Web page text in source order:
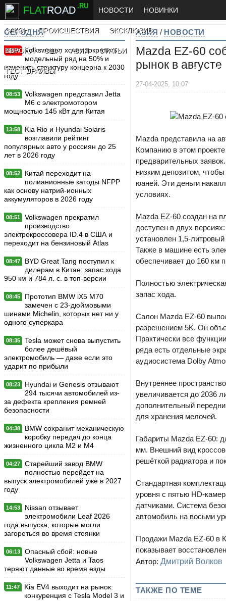
FLATROAD .RU
НОВОСТИ НОВИНКИ
ЗАКОН ПРОИСШЕСТВИЯ ЭКСКЛЮЗИВ
ЕВРОПА США АЗИЯ СТАТЬИ
ТЕСТ-ДРАЙВЫ
СЕГОДНЯ
New
Volkswagen хочет сократить
модельный ряд на 50% и
изменить структуру концерна к 2030
году
08:53
Volkswagen представил Jetta
M6 с электромотором
мощностью 145 кВт для Китая
13:58
Kia Rio и Hyundai Solaris
возглавили рейтинг
популярных авто у россиян до 25
лет в 2026 году
08:52
Китай переходит на
полианионные катоды NFPP
как основу натрий-ионных
аккумуляторов в 2026 году
08:51
Volkswagen прекратил
производство
электрокроссовера ID.4 в США и
переходит на бензиновый Atlas
08:47
BYD Great Tang поступил к
дилерам в Китае: запас хода
950 км и 784 л. с. в топ-версии
08:45
Прототип BMW iX5 M70
замечен с 23-дюймовыми
шинами Michelin, которых нет ни у
одного суперкара
08:35
Tesla может снова выпустить
более дешёвый
электромобиль — даже если это
ударит по прибыли
08:23
Hyundai и Genesis отзывают
294 тысячи автомобилей из-
за дефекта крепления ремней
безопасности
04:38
BMW сохранит механическую
коробку передач до конца
жизненного цикла M2 и M4
04:27
Старейший завод BMW
полностью перейдет на
выпуск электромобилей уже в 2027
году
14:53
Nissan отзывает
электромобили Leaf 2026
года выпуска, которые могли
загореться во время стоянки
06:13
Опасный сбой: новые
Volkswagen Jetta и Taos
теряют данные во время езды
11:47
Kia EV4 выходит на рынок:
конкуренция с Tesla Model 3 и
АЗИЯ / НОВОСТИ
Mazda EZ-60
рынок в августе
27-04-2025, 10:07
Mazda представила на
Компанию в этом
предварительных
низким депозитом,
юаней. Эти деньги
условиях.
Mazda EZ-60 создан на
доступен в двух
установлен 1,5-
Также в машине есть
обеспечивает до 160 км
Полностью
запас хода.
Салон Mazda EZ-60
разрешением 5K. Он
Практически все
ряда есть отдельные
аудиосистема Dolby
Внутреннее
увеличивается до 2036
дополнительный
для хранения мелочей.
Габариты Mazda EZ-60:
мм. Внешний вид
решёткой радиатора и
Стандартная
уровня с пятью HD-
датчиками. Система
автомобиль на восьми
Продажи Mazda EZ-60 в
показывает
Автор: Дмитрий Волков
ТАКЖЕ ПО ТЕМЕ